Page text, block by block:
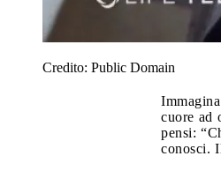
Credito: Public Domain
cuore ad
pensi:
conosci.